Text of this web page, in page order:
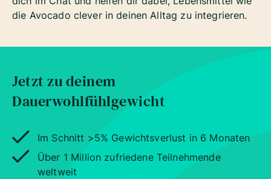
die Avocado clever in deinen Alltag zu integrieren.
Jetzt zu deinem
Dauerwohlfühlgewicht
Im Schnitt >5% Gewichtsverlust in 6 Monaten
Über 1 Million zufriedene Teilnehmende
weltweit